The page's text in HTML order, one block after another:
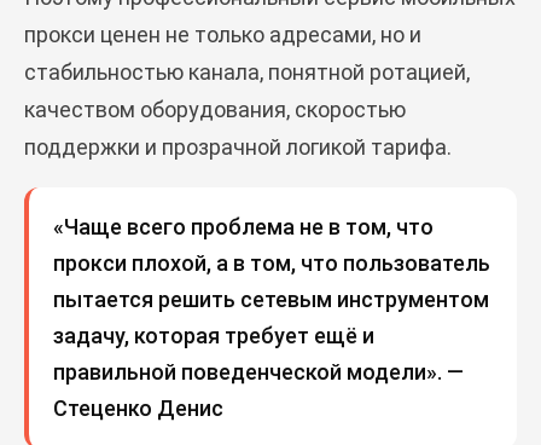
прокси ценен не только адресами, но и
стабильностью канала, понятной ротацией,
качеством оборудования, скоростью
поддержки и прозрачной логикой тарифа.
«Чаще всего проблема не в том, что
прокси плохой, а в том, что пользователь
пытается решить сетевым инструментом
задачу, которая требует ещё и
правильной поведенческой модели». —
Стеценко Денис